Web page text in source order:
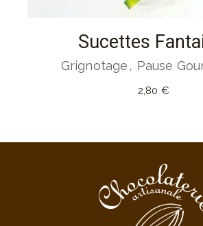
Sucettes
Grignotage Pause
2,80 €